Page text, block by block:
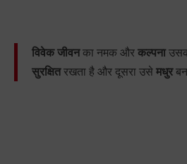
विवेक जीवनका नमक और कल्पना
सुरक्षितरखता है और दूसरा उसे मधुर